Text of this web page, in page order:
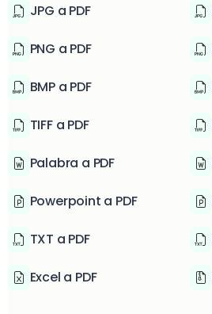
JPG a PDF
PNG a PDF
BMP a PDF
TIFF a PDF
Palabra a PDF
Powerpoint a PDF
TXT a PDF
Excel a PDF